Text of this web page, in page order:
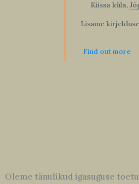
Kiissa küla,
Lisame
Find out more
Oleme tänulikud igasuguse